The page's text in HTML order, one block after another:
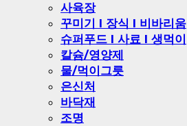
사육장
꾸미기 l 장식 l 비바리움
슈퍼푸드 l 사료 l 생먹이
칼슘/영양제
물/먹이그릇
은신처
바닥재
조명